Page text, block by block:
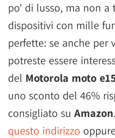
po' di lusso, ma non a
dispositivi con mille
perfette: se anche per
potreste essere
del Motorola moto
uno sconto del 46%
consigliato su Amazon.
questo indirizzo